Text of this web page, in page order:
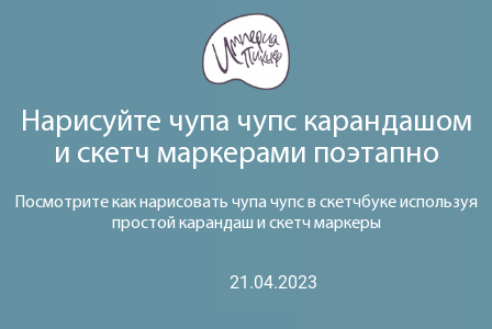
Нарисуйте чупа чупс карандашом
и скетч маркерами поэтапно
Посмотрите как нарисовать чупа чупс в скетчбуке используя
простой карандаш и скетч маркеры
21.04.2023